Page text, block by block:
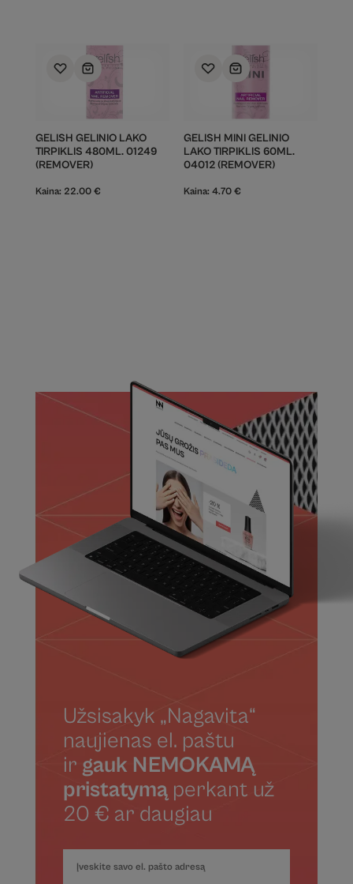
GELISH GELINIO LAKO
TIRPIKLIS 480ML. 01249
(REMOVER)
Kaina: 22.00 €
GELISH MINI GELINIO
LAKO TIRPIKLIS 60ML.
04012 (REMOVER)
Kaina: 4.70 €
Užsisakyk „Nagavita“
naujienas el. paštu
ir gauk NEMOKAMĄ
pristatymąperkant už
20 € ar daugiau